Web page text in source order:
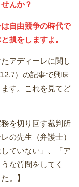
んか？
自由競争の時代で
損をしますよ。
アディーレに関し
）の記事で興味
す。これを見てど
務を切り回す裁判所
の先生（弁護士）
ていない」、「ア
な質問をしてく
。】